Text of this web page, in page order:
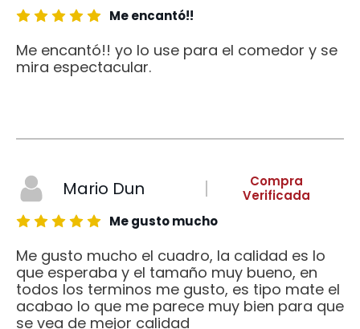
Me encantó!!
Me encantó!! yo lo use para el comedor y se
mira espectacular.
Mario Dun
Compra
Verificada
Me gusto mucho
Me gusto mucho el cuadro, la calidad es lo
que esperaba y el tamaño muy bueno, en
todos los terminos me gusto, es tipo mate el
acabao lo que me parece muy bien para que
se vea de mejor calidad